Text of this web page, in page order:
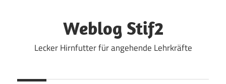
Weblog Stif2
Lecker Hirnfutter für angehende Lehrkräfte